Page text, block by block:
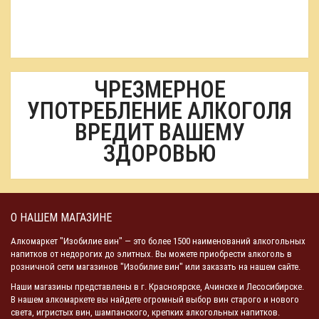
ЧРЕЗМЕРНОЕ
УПОТРЕБЛЕНИЕ АЛКОГОЛЯ
ВРЕДИТ ВАШЕМУ
ЗДОРОВЬЮ
О НАШЕМ МАГАЗИНЕ
Алкомаркет "Изобилие вин" — это более 1500 наименований алкогольных
напитков от недорогих до элитных. Вы можете приобрести алкоголь в
розничной сети магазинов "Изобилие вин" или заказать на нашем сайте.
Наши магазины представлены в г. Красноярске, Ачинске и Лесосибирске.
В нашем алкомаркете вы найдете огромный выбор вин старого и нового
света, игристых вин, шампанского, крепких алкогольных напитков.